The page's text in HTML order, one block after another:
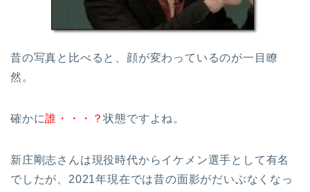
昔の写真と比べると、顔が変わっているのが一目瞭
然。
確かに誰・・・？状態ですよね。
新庄剛志さんは現役時代からイケメン選手として有名
でしたが、2021年現在では昔の面影がだいぶなくなっ